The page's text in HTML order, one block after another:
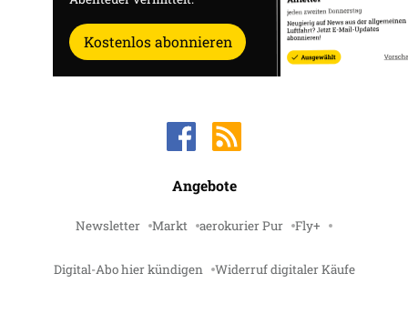
Kostenlos abonnieren
Angebote
Newsletter Markt aerokurier Pur Fly+
Digital-Abo hier kündigen Widerruf digitaler Käufe